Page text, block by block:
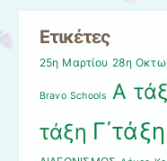
Ετικέτες
25η Μαρτίου 28η
Bravo Schools Α
τάξη Γ΄τάξη